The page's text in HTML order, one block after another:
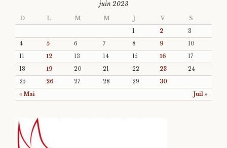
juin 2023
D L M M J V S
« Mai Juil »
1 2
3
4
5 6 7 8 9
10
11
12 13 14 15 16
17
18
19 20 21 22 23
24
25
26 27 28 29 30